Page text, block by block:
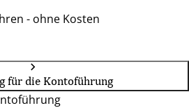
- ohne Kosten
für die Kontoführung